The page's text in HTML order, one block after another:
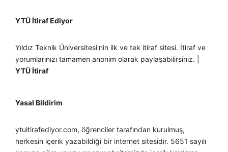
YTÜ İtiraf Ediyor
Yıldız Teknik Üniversitesi'nin ilk ve tek itiraf sitesi. İtiraf ve
yorumlarınızı tamamen anonim olarak paylaşabilirsiniz. |
YTÜ İtiraf
Yasal Bildirim
ytuitirafediyor.com, öğrenciler tarafından kurulmuş,
herkesin içerik yazabildiği bir internet sitesidir. 5651 sayılı